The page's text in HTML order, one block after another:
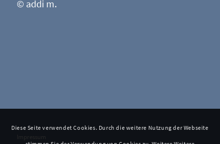
© addi m.
Impressum
Diese Seite verwendet Cookies. Durch die weitere Nutzung der Webseite